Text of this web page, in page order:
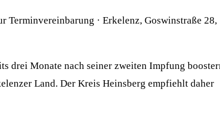
· Erkelenz, Goswinstraße 28,
drei Monate nach seiner zweiten Impfung
Land. Der Kreis Heinsberg empfiehlt daher